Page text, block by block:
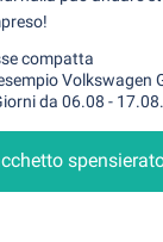
compatta
Volkswagen
da 06.08 -